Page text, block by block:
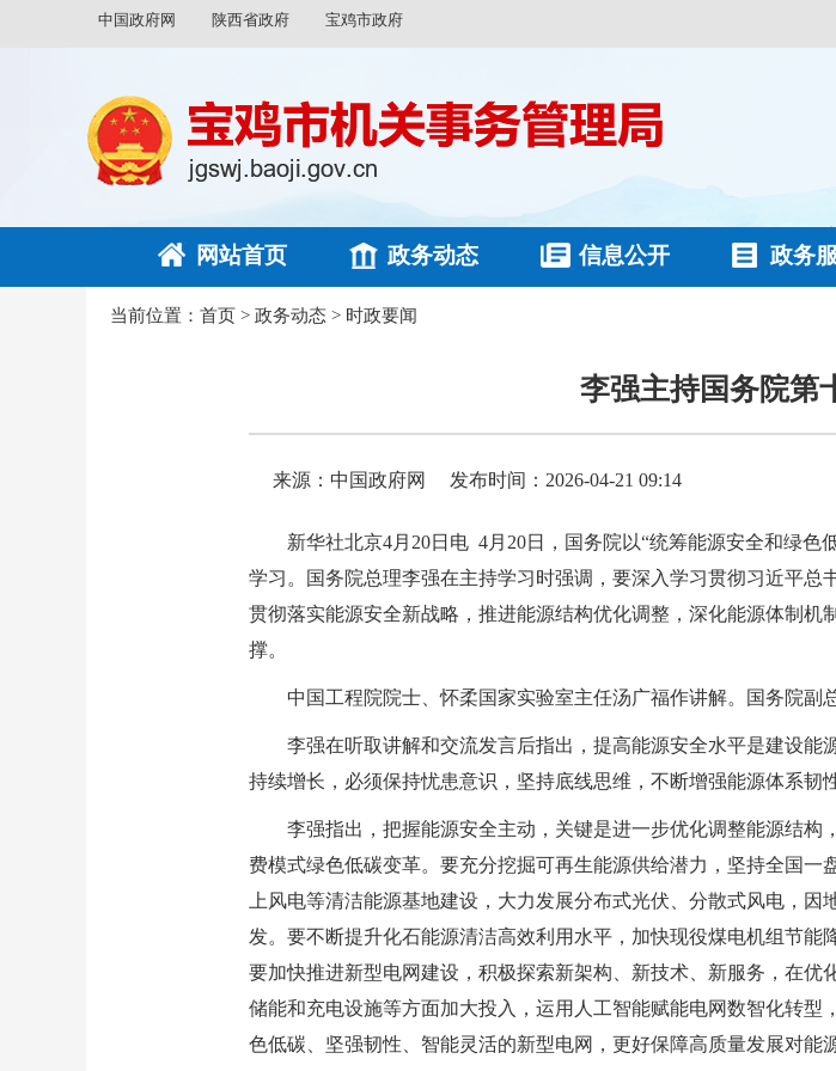
中国政府网 陕西省政府 宝鸡市政府
网站首页 政务动态 信息公开 政务
当前位置： 首页 > 政务动态 > 时政要闻
李强主持国务院第
来源：中国政府网 发布时间：2026-04-21 09:14
新华社北京4月20日电 4月20日，国务院以“统筹能源安全和绿
学习。国务院总理李强在主持学习时强调，要深入学习贯彻习近平总
贯彻落实能源安全新战略，推进能源结构优化调整，深化能源体制
撑。
中国工程院院士、怀柔国家实验室主任汤广福作讲解。国务院副
李强在听取讲解和交流发言后指出，提高能源安全水平是建设
持续增长，必须保持忧患意识，坚持底线思维，不断增强能源体系韧
李强指出，把握能源安全主动，关键是进一步优化调整能源结
费模式绿色低碳变革。要充分挖掘可再生能源供给潜力，坚持全国
上风电等清洁能源基地建设，大力发展分布式光伏、分散式风电，
发。要不断提升化石能源清洁高效利用水平，加快现役煤电机组节能
要加快推进新型电网建设，积极探索新架构、新技术、新服务，在
储能和充电设施等方面加大投入，运用人工智能赋能电网数智化转
色低碳、坚强韧性、智能灵活的新型电网，更好保障高质量发展对能